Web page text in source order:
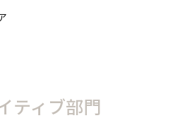
ビルメンテナンス部門
ティブ部門